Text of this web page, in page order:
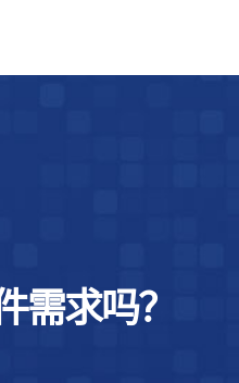
需求吗？